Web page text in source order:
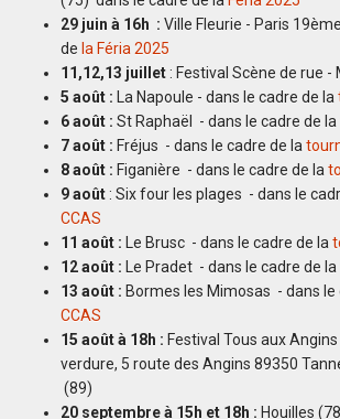
29 juin à 16h : Ville Fleurie - Paris
de la Féria 2025
11,12,13 juillet: Festival Scène de rue -
5 août : La Napoule - dans le cadre de la
6 août : St Raphaël - dans le cadre de la
7 août : Fréjus - dans le cadre de la
8 août : Figanière - dans le cadre de la
9 août: Six four les plages - dans le
CCAS
11 août : Le Brusc - dans le cadre de la
12 août : Le Pradet - dans le cadre de la
13 août : Bormes les Mimosas - dans le
CCAS
15 août à 18h : Festival Tous aux
verdure, 5 route des Angins 89350
(89)
20 septembre à 15h et 18h : Houilles